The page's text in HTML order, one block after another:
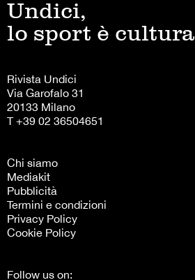
Undici,
lo sport è cultura
Rivista Undici
Via Garofalo 31
20133 Milano
T +39 02 36504651
Chi siamo
Mediakit
Pubblicità
Termini e condizioni
Privacy Policy
Cookie Policy
Follow us on: